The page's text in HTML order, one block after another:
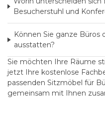
Besucherstuhl und
Können Sie ganze Büros
ausstatten?
Sie möchten Ihre Räume
jetzt Ihre kostenlose
passenden Sitzmöbel für
gemeinsam mit Ihnen